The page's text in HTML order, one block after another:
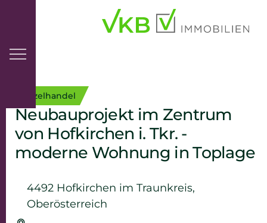
Einzelhandel
Neubauprojekt im Zentrum
von Hofkirchen i. Tkr. -
moderne Wohnung in Toplage
4492 Hofkirchen im Traunkreis,
Oberösterreich